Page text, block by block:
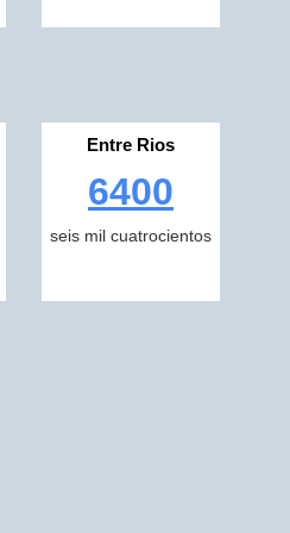
Entre Rios
6400
seis mil cuatrocientos